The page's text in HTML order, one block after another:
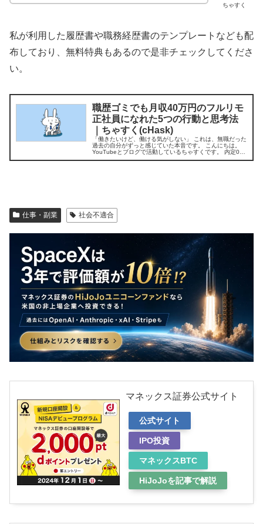
ちゃすく
私が利用した履歴書や職務経歴書のテンプレートなども配
布しており、無料特典もあるので是非チェックしてくださ
い。
職歴ゴミでも月収40万円のフルリモ
正社員になれた5つの行動と思考法
｜ちゃすく(cHask)
「働きたいけど、働ける気がしない」 これは、無職だった
過去の自分がずっと感じていた本音です。 こんにちは。
YouTubeとブログで活動しているちゃすくです。 内定0で
仕事・副業 社会不適合
マネックス証券公式サイト
公式サイト
IPO投資
マネックスBTC
HiJoJoを記事で解説